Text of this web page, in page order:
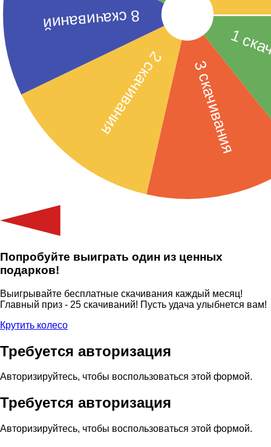
Попробуйте выиграть один из ценных
подарков!
Выигрывайте бесплатные скачивания каждый месяц!
Главный приз - 25 скачиваний! Пусть удача улыбнется вам!
Крутить колесо
Требуется авторизация
Авторизируйтесь, чтобы воспользоваться этой формой.
Требуется авторизация
Авторизируйтесь, чтобы воспользоваться этой формой.